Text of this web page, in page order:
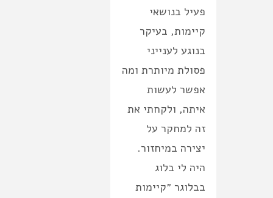
פעיל בנושאי
קיימות, בעיקר
בנוגע לענייני
פסולת מיותרת ומה
אפשר לעשות
איתה, ולקחתי את
זה למחקר על
יצירה במיחזור.
היה לי בלוג
בבלוגר ״קיימות